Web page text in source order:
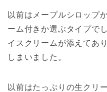
以前はメープルシロップ
ーム付きか選ぶタイプで
イスクリームが添えてあ
しまいました。
以前はたっぷりの生クリ